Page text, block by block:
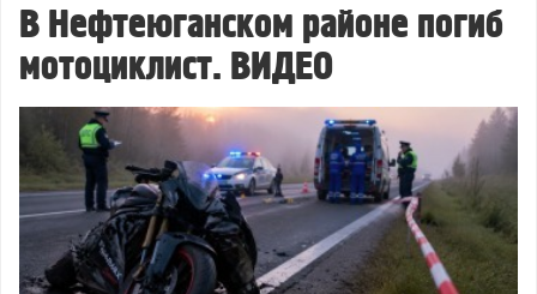
В Нефтеюганском районе погиб
мотоциклист. ВИДЕО